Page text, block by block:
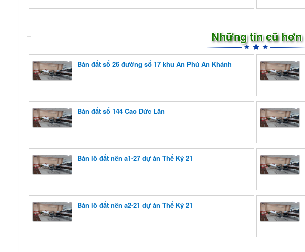
Những tin cũ hơn
Bán đất số 26 đường số 17 khu An Phú An Khánh
Bán đất số 144 Cao Đức Lân
Bán lô đất nền a1-27 dự án Thế Kỷ 21
Bán lô đất nền a2-21 dự án Thế Kỷ 21